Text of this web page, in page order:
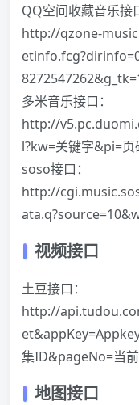
QQ空间收藏音乐接
http://qzone-
多米音乐接口：
http://
l?kw=关键字&pi=
soso接口：
http://
视频接口
土豆接口：
http://
集ID&pageNo=当
地图接口